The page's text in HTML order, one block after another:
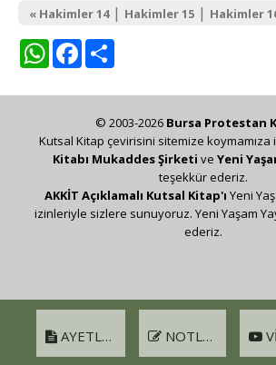
« Hakimler 14| Hakimler 15 | Hakimler
WhatsAppFacebook
AYETLER NOTLAR
© 2003-2026 Bursa Protestan
Kutsal Kitap çevirisini sitemize
Kitabı Mukaddes Şirketi ve Yeni
teşekkür ederiz.
AKKİT Açıklamalı Kutsal Kitap'ı Yeni
izinleriyle sizlere sunuyoruz. Yeni Yaşam
ederiz.